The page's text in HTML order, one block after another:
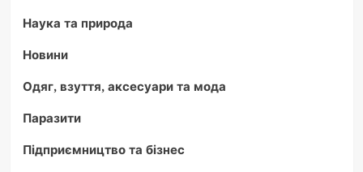
Наука та природа
Новини
Одяг, взуття, аксесуари та мода
Паразити
Підприємництво та бізнес